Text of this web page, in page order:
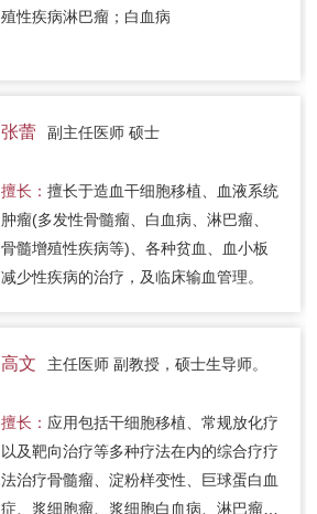
殖性疾病淋巴瘤；白血病
张蕾 副主任医师 硕士
擅长： 擅长于造血干细胞移植、血液系统
肿瘤(多发性骨髓瘤、白血病、淋巴瘤、
骨髓增殖性疾病等)、各种贫血、血小板
减少性疾病的治疗，及临床输血管理。
高文 主任医师 副教授，硕士生导师。
擅长： 应用包括干细胞移植、常规放化疗
以及靶向治疗等多种疗法在内的综合疗疗
法治疗骨髓瘤、淀粉样变性、巨球蛋白血
症、浆细胞瘤、浆细胞白血病、淋巴瘤、